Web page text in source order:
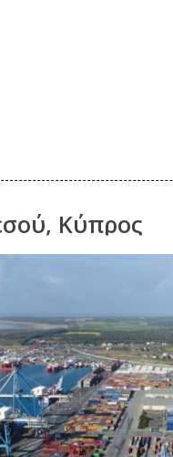
Κύπρος